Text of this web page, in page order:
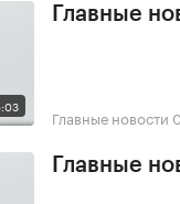
Главные
Главные новости
Главные